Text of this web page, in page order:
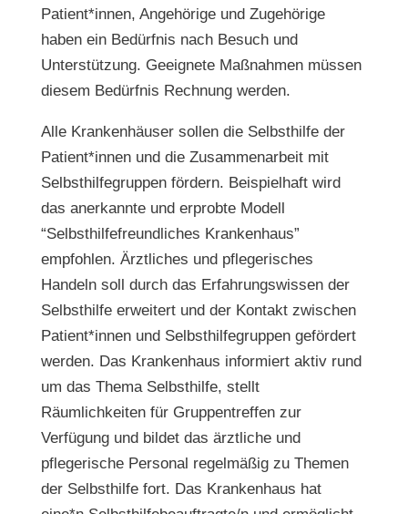
Patient*innen, Angehörige und Zugehörige
haben ein Bedürfnis nach Besuch und
Unterstützung. Geeignete Maßnahmen müssen
diesem Bedürfnis Rechnung werden.
Alle Krankenhäuser sollen die Selbsthilfe der
Patient*innen und die Zusammenarbeit mit
Selbsthilfegruppen fördern. Beispielhaft wird
das anerkannte und erprobte Modell
“Selbsthilfefreundliches Krankenhaus”
empfohlen. Ärztliches und pflegerisches
Handeln soll durch das Erfahrungswissen der
Selbsthilfe erweitert und der Kontakt zwischen
Patient*innen und Selbsthilfegruppen gefördert
werden. Das Krankenhaus informiert aktiv rund
um das Thema Selbsthilfe, stellt
Räumlichkeiten für Gruppentreffen zur
Verfügung und bildet das ärztliche und
pflegerische Personal regelmäßig zu Themen
der Selbsthilfe fort. Das Krankenhaus hat